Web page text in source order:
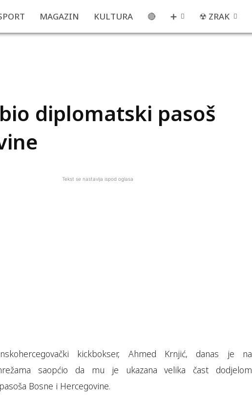
MAGAZIN KULTURA 🔴 ➕ ☢ ZRAK
diplomatski pasoš
Tekst se nastavlja ispod oglasa
kickbokser, Ahmed Krnjić, danas je na
saopćio da mu je ukazana velika čast dodjelom
Bosne i Hercegovine.